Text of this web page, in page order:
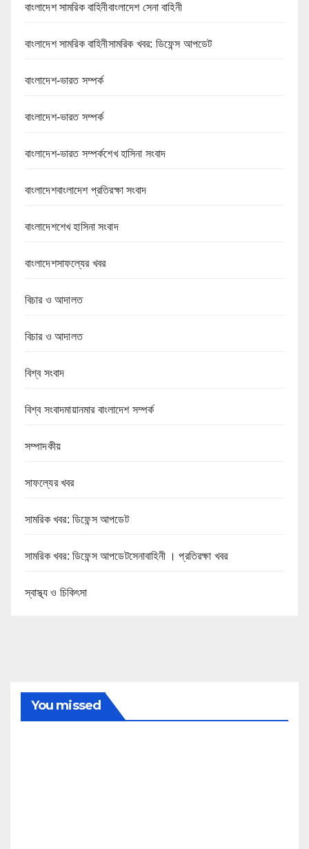
বাংলাদেশ সামরিক বাহিনীবাংলাদেশ সেনা বাহিনী
বাংলাদেশ সামরিক বাহিনীসামরিক খবর: ডিফেন্স আপডেট
বাংলাদেশ-ভারত সম্পর্ক
বাংলাদেশ-ভারত সম্পর্ক
বাংলাদেশ-ভারত সম্পর্কশেখ হাসিনা সংবাদ
বাংলাদেশবাংলাদেশ প্রতিরক্ষা সংবাদ
বাংলাদেশশেখ হাসিনা সংবাদ
বাংলাদেশসাফল্যের খবর
বিচার ও আদালত
বিচার ও আদালত
বিশ্ব সংবাদ
বিশ্ব সংবাদমায়ানমার বাংলাদেশ সম্পর্ক
সম্পাদকীয়
সাফল্যের খবর
সামরিক খবর: ডিফেন্স আপডেট
সামরিক খবর: ডিফেন্স আপডেটসেনাবাহিনী । প্রতিরক্ষা খবর
স্বাস্থ্য ও চিকিৎসা
You missed